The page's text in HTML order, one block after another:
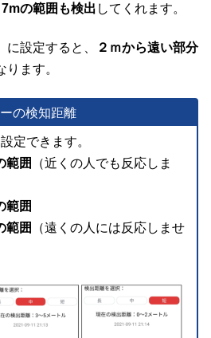
の範囲も検出 してくれます。
に設定すると、
２ｍから遠い部分
ります。
の検知距離
定できます。
範囲
（近くの人でも反応しま
範囲
範囲
（遠くの人には反応しませ